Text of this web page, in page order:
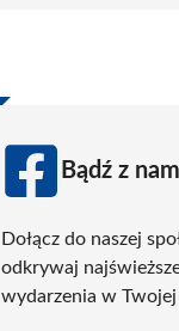
Bądź z
Dołącz do naszej
odkrywaj
wydarzenia w